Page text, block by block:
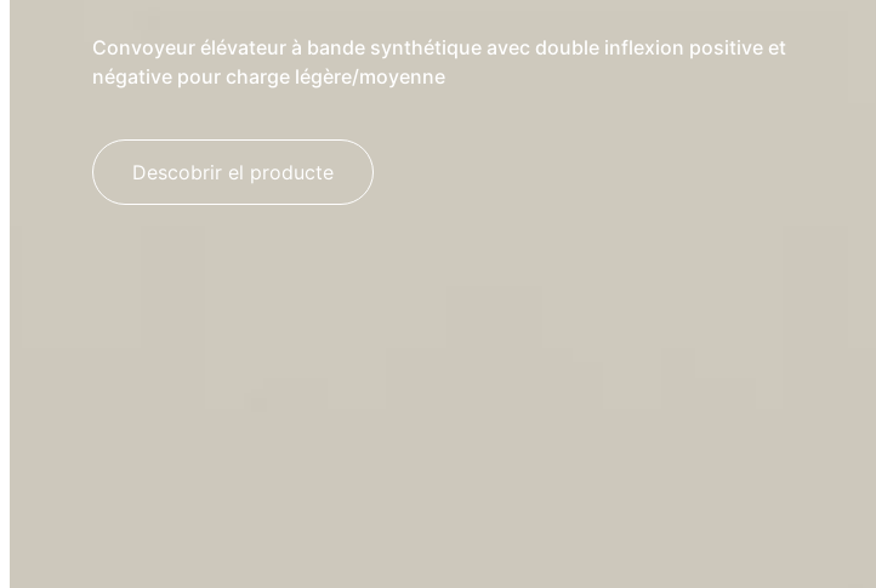
Convoyeur élévateur à bande synthétique avec double inflexion positive et
négative pour charge légère/moyenne
Descobrir el producte